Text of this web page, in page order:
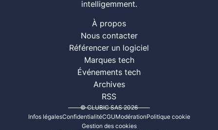
intelligemment.
À propos
Nous contacter
Référencer un logiciel
Marques tech
Événements tech
Archives
RSS
© CLUBIC SAS 2026
Infos légalesConfidentialitéCGUModérationPolitique cookie
Gestion des cookies